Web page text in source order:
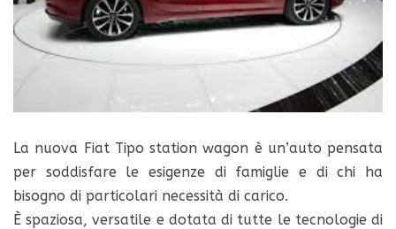
La nuova Fiat Tipo station wagon è un’auto pensata
per soddisfare le esigenze di famiglie e di chi ha
bisogno di particolari necessità di carico.
È spaziosa, versatile e dotata di tutte le tecnologie di